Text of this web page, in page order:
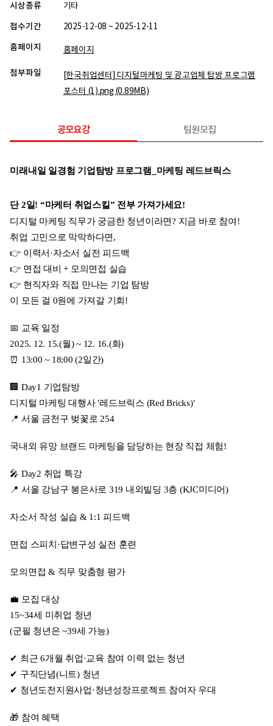
시상종류 기타
접수기간 2025-12-08 ~ 2025-12-11
홈페이지 홈페이지
첨부파일
[한국취업센터] 디지털마케팅 및 광고업체 탐방 프로그램
포스터 (1).png (0.89MB)
공모요강 팀원모집
미래내일 일경험 기업탐방 프로그램_마케팅 레드브릭스
단 2일! “마케터 취업스킬” 전부 가져가세요!
디지털 마케팅 직무가 궁금한 청년이라면? 지금 바로 참여!
취업 고민으로 막막하다면,
👉 이력서·자소서 실전 피드백
👉 면접 대비 + 모의면접 실습
👉 현직자와 직접 만나는 기업 탐방
이 모든 걸 0원에 가져갈 기회!
📅 교육 일정
2025. 12. 15.(월) ~ 12. 16.(화)
⏰ 13:00 ~ 18:00 (2일간)
🏢 Day1 기업탐방
디지털 마케팅 대행사 '레드브릭스 (Red Bricks)'
📍 서울 금천구 벚꽃로 254
국내외 유망 브랜드 마케팅을 담당하는 현장 직접 체험!
🎤 Day2 취업 특강
📍 서울 강남구 봉은사로 319 내외빌딩 3층 (KJC미디어)
자소서 작성 실습 & 1:1 피드백
면접 스피치·답변구성 실전 훈련
모의면접 & 직무 맞춤형 평가
💼 모집 대상
15~34세 미취업 청년
(군필 청년은 ~39세 가능)
✔ 최근 6개월 취업·교육 참여 이력 없는 청년
✔ 구직단념(니트) 청년
✔ 청년도전지원사업·청년성장프로젝트 참여자 우대
🎁 참여 혜택